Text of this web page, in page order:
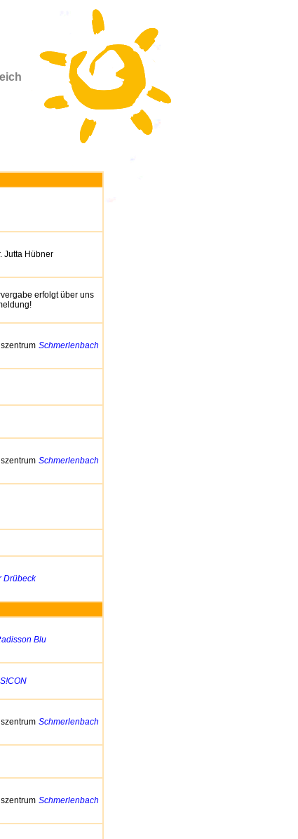
Jutta Hübner
erfolgt über uns
Schmerlenbach
Schmerlenbach
Drübeck
Blu
Schmerlenbach
Schmerlenbach